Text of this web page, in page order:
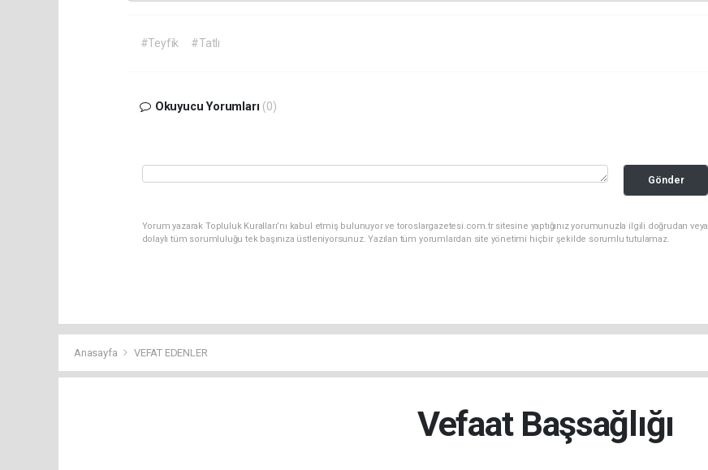
#Teyfik #Tatlı
Okuyucu Yorumları (0)
Gönder
Yorum yazarak Topluluk Kuralları’nı kabul etmiş bulunuyor ve toroslargazetesi.com.tr sitesine yaptığınız yorumunuzla ilgili doğrudan veya
dolaylı tüm sorumluluğu tek başınıza üstleniyorsunuz. Yazılan tüm yorumlardan site yönetimi hiçbir şekilde sorumlu tutulamaz.
Anasayfa VEFAT EDENLER
Vefaat Başsağlığı